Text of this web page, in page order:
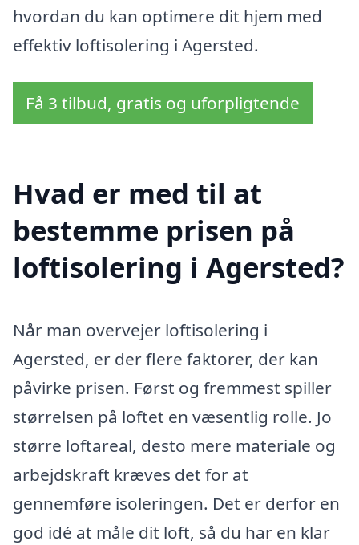
hvordan du kan optimere dit hjem med
effektiv loftisolering i Agersted.
Få 3 tilbud, gratis og uforpligtende
Hvad er med til at
bestemme prisen på
loftisolering i Agersted?
Når man overvejer loftisolering i
Agersted, er der flere faktorer, der kan
påvirke prisen. Først og fremmest spiller
størrelsen på loftet en væsentlig rolle. Jo
større loftareal, desto mere materiale og
arbejdskraft kræves det for at
gennemføre isoleringen. Det er derfor en
god idé at måle dit loft, så du har en klar